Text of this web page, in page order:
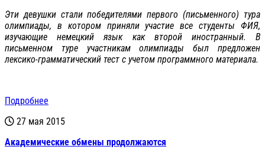
Эти девушки стали победителями первого (письменного) тура
олимпиады, в котором приняли участие все студенты ФИЯ,
изучающие немецкий язык как второй иностранный. В
письменном туре участникам олимпиады был предложен
лексико-грамматический тест с учетом программного материала.
Подробнее
27 мая 2015
Академические обмены продолжаются